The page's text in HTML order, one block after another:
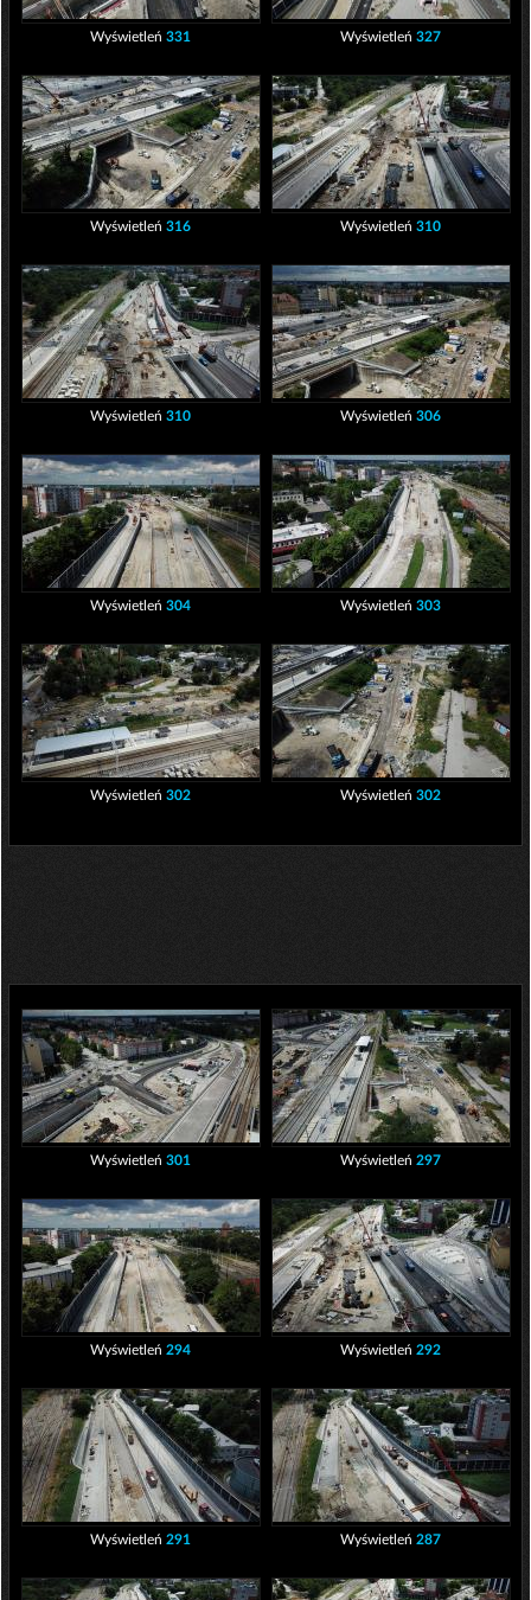
Wyświetleń 331 Wyświetleń 327
Wyświetleń 316 Wyświetleń 310
Wyświetleń 310 Wyświetleń 306
Wyświetleń 304 Wyświetleń 303
Wyświetleń 302 Wyświetleń 302
Wyświetleń 301 Wyświetleń 297
Wyświetleń 294 Wyświetleń 292
Wyświetleń 291 Wyświetleń 287